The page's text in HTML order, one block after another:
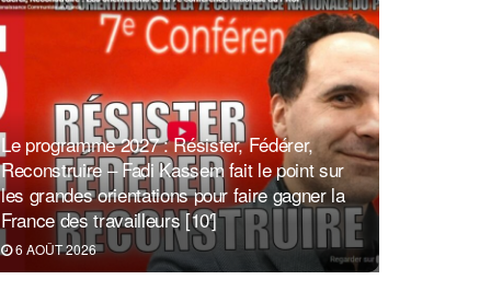
Le programme 2027 : Résister, Fédérer,
Reconstruire – Fadi Kassem fait le point sur
les grandes orientations pour faire gagner la
France des travailleurs [10′]
6 AOÛT 2026